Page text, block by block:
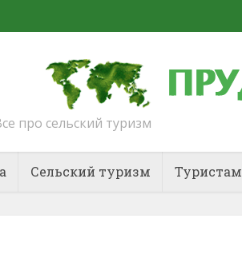
про сельский туризм
Сельский туризм Туристам